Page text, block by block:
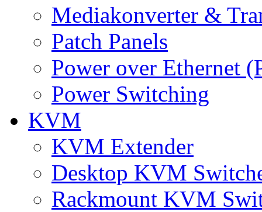
Mediakonverter &
Patch Panels
Power over Ethernet
Power Switching
KVM
KVM Extender
Desktop KVM
Rackmount KVM